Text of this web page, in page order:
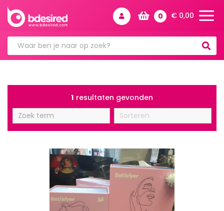
0 € 0,00
1 resultaten gevonden